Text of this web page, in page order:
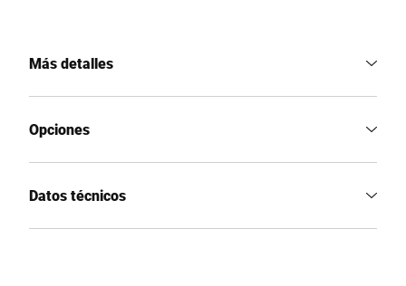
Más detalles
Opciones
Datos técnicos